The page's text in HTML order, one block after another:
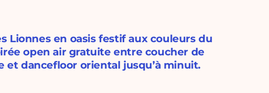
Lionnes en oasis festif aux couleurs du
open air gratuite entre coucher de
et dancefloor oriental jusqu’à minuit.